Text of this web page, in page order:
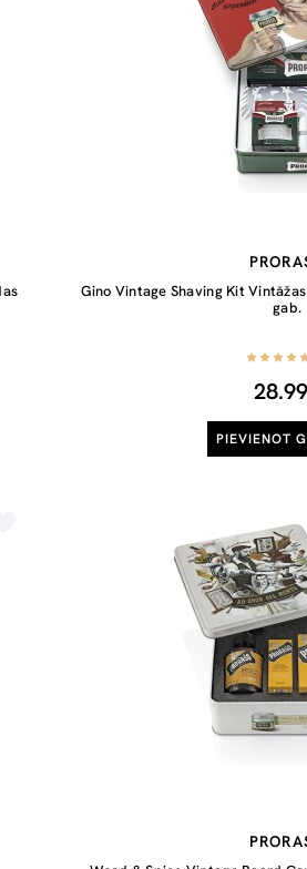
Gino Vintage Shaving Kit
gab.
PIEVIENOT